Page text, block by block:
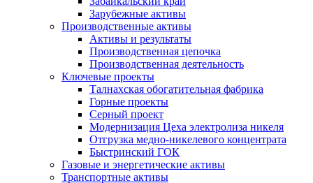
Зарубежные активы
Производственные активы
Активы и результаты
Производственная цепочка
Производственная деятельность
Ключевые проекты
Талнахская обогатительная фабрика
Горные проекты
Серный проект
Модернизация Цеха электролиза никеля
Отгрузка медно-никелевого концентрата
Быстринский ГОК
Газовые и энергетические активы
Транспортные активы